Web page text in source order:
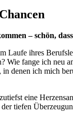
– schön,
Laufe ihres
Wie fange ich neu
in denen ich mich
eine
tiefen